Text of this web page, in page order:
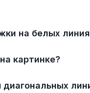
на белых
картинке?